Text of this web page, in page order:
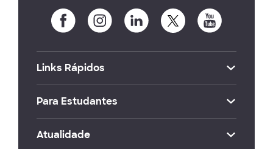
Links Rápidos
Para Estudantes
Atualidade